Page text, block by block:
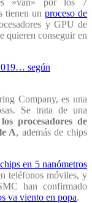
tienen un proceso de
y GPU de
quieren conseguir en
según
Company, es una
Se trata de una
procesadores de
A, además de chips
en 5 nanómetros
teléfonos móviles, y
han confirmado
va viento en popa.